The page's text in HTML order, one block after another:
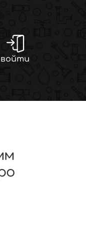
войти